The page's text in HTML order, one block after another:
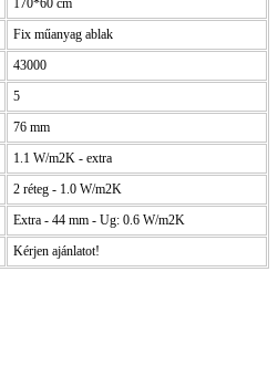
170*60 cm
Fix műanyag ablak
43000
5
76 mm
1.1 W/m2K - extra
2 réteg - 1.0 W/m2K
Extra - 44 mm - Ug: 0.6 W/m2K
Kérjen ajánlatot!